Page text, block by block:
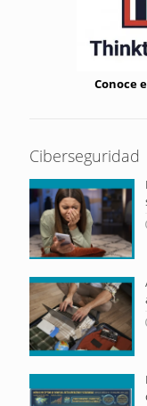
Conoce
Ciberseguridad